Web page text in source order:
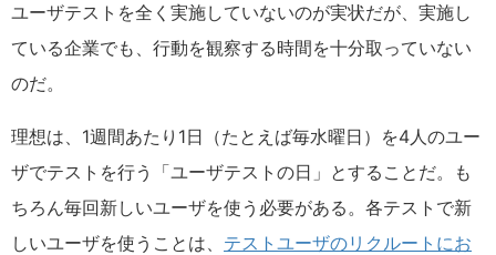
ユーザテストを全く実施していないのが実状だが、実施し
ている企業でも、行動を観察する時間を十分取っていない
のだ。
理想は、1週間あたり1日（たとえば毎水曜日）を4人のユー
ザでテストを行う「ユーザテストの日」とすることだ。も
ちろん毎回新しいユーザを使う必要がある。各テストで新
しいユーザを使うことは、 テストユーザのリクルートにお